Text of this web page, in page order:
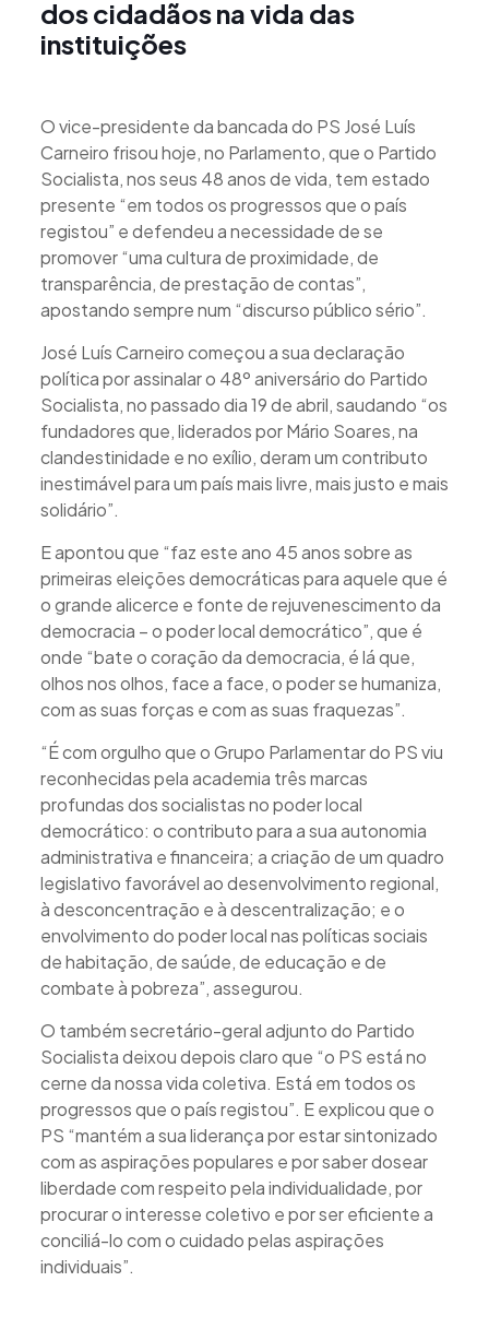
dos cidadãos na vida das
instituições
O vice-presidente da bancada do PS José Luís
Carneiro frisou hoje, no Parlamento, que o Partido
Socialista, nos seus 48 anos de vida, tem estado
presente “em todos os progressos que o país
registou” e defendeu a necessidade de se
promover “uma cultura de proximidade, de
transparência, de prestação de contas”,
apostando sempre num “discurso público sério”.
José Luís Carneiro começou a sua declaração
política por assinalar o 48º aniversário do Partido
Socialista, no passado dia 19 de abril, saudando “os
fundadores que, liderados por Mário Soares, na
clandestinidade e no exílio, deram um contributo
inestimável para um país mais livre, mais justo e mais
solidário”.
E apontou que “faz este ano 45 anos sobre as
primeiras eleições democráticas para aquele que é
o grande alicerce e fonte de rejuvenescimento da
democracia – o poder local democrático”, que é
onde “bate o coração da democracia, é lá que,
olhos nos olhos, face a face, o poder se humaniza,
com as suas forças e com as suas fraquezas”.
“É com orgulho que o Grupo Parlamentar do PS viu
reconhecidas pela academia três marcas
profundas dos socialistas no poder local
democrático: o contributo para a sua autonomia
administrativa e financeira; a criação de um quadro
legislativo favorável ao desenvolvimento regional,
à desconcentração e à descentralização; e o
envolvimento do poder local nas políticas sociais
de habitação, de saúde, de educação e de
combate à pobreza”, assegurou.
O também secretário-geral adjunto do Partido
Socialista deixou depois claro que “o PS está no
cerne da nossa vida coletiva. Está em todos os
progressos que o país registou”. E explicou que o
PS “mantém a sua liderança por estar sintonizado
com as aspirações populares e por saber dosear
liberdade com respeito pela individualidade, por
procurar o interesse coletivo e por ser eficiente a
conciliá-lo com o cuidado pelas aspirações
individuais”.